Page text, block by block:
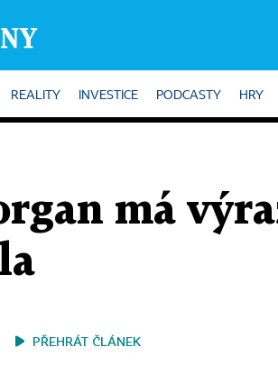
REALITY INVESTICE PODCASTY HRY
má
PŘEHRÁT ČLÁNEK